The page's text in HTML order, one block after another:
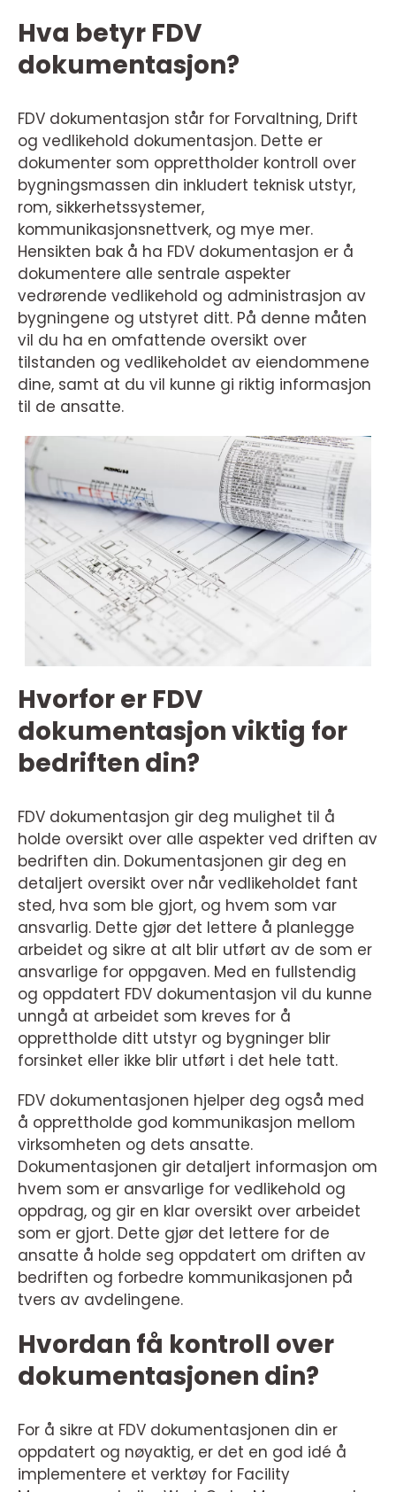
Hva betyr FDV
dokumentasjon?
FDV dokumentasjon står for Forvaltning, Drift
og vedlikehold dokumentasjon. Dette er
dokumenter som opprettholder kontroll over
bygningsmassen din inkludert teknisk utstyr,
rom, sikkerhetssystemer,
kommunikasjonsnettverk, og mye mer.
Hensikten bak å ha FDV dokumentasjon er å
dokumentere alle sentrale aspekter
vedrørende vedlikehold og administrasjon av
bygningene og utstyret ditt. På denne måten
vil du ha en omfattende oversikt over
tilstanden og vedlikeholdet av eiendommene
dine, samt at du vil kunne gi riktig informasjon
til de ansatte.
Hvorfor er FDV
dokumentasjon viktig for
bedriften din?
FDV dokumentasjon gir deg mulighet til å
holde oversikt over alle aspekter ved driften av
bedriften din. Dokumentasjonen gir deg en
detaljert oversikt over når vedlikeholdet fant
sted, hva som ble gjort, og hvem som var
ansvarlig. Dette gjør det lettere å planlegge
arbeidet og sikre at alt blir utført av de som er
ansvarlige for oppgaven. Med en fullstendig
og oppdatert FDV dokumentasjon vil du kunne
unngå at arbeidet som kreves for å
opprettholde ditt utstyr og bygninger blir
forsinket eller ikke blir utført i det hele tatt.
FDV dokumentasjonen hjelper deg også med
å opprettholde god kommunikasjon mellom
virksomheten og dets ansatte.
Dokumentasjonen gir detaljert informasjon om
hvem som er ansvarlige for vedlikehold og
oppdrag, og gir en klar oversikt over arbeidet
som er gjort. Dette gjør det lettere for de
ansatte å holde seg oppdatert om driften av
bedriften og forbedre kommunikasjonen på
tvers av avdelingene.
Hvordan få kontroll over
dokumentasjonen din?
For å sikre at FDV dokumentasjonen din er
oppdatert og nøyaktig, er det en god idé å
implementere et verktøy for Facility